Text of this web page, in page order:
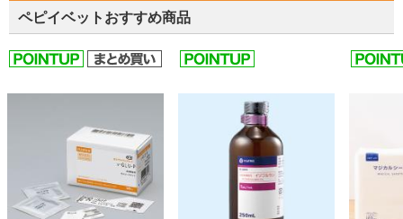
ペピイベットおすすめ商品